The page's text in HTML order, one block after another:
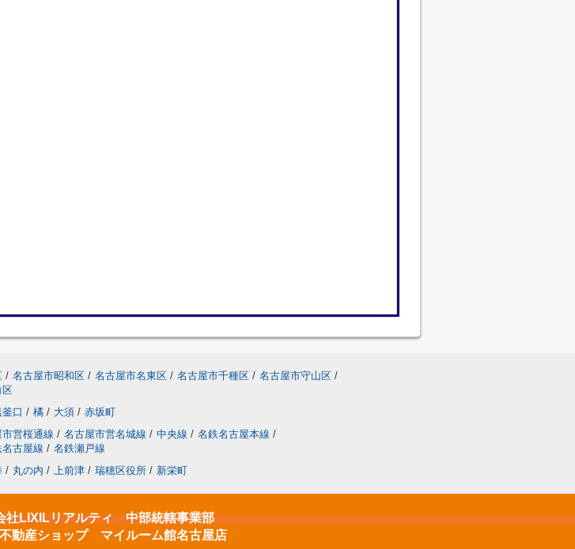
/ 名古屋市昭和区 / 名古屋市名東区 / 名古屋市千種区 / 名古屋市守山区 /
区
釜口 / 橘 / 大須 / 赤坂町
営桜通線 / 名古屋市営名城線 / 中央線 / 名鉄名古屋本線 /
名古屋線 / 名鉄瀬戸線
/ 丸の内 / 上前津 / 瑞穂区役所 / 新栄町
社LIXILリアルティ 中部統轄事業部
動産ショップ マイルーム館名古屋店